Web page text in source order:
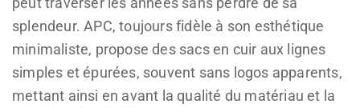
splendeur. APC, toujours fidèle à son esthétique
minimaliste, propose des sacs en cuir aux lignes
simples et épurées, souvent sans logos apparents,
mettant ainsi en avant la qualité du matériau et la